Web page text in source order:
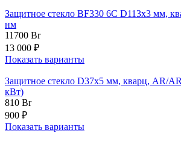
Защитное стекло BF330 6C D113х3 мм,
нм
11700 Br
13 000 ₽
Показать варианты
Защитное стекло D37х5 мм, кварц, AR/
кВт)
810 Br
900 ₽
Показать варианты